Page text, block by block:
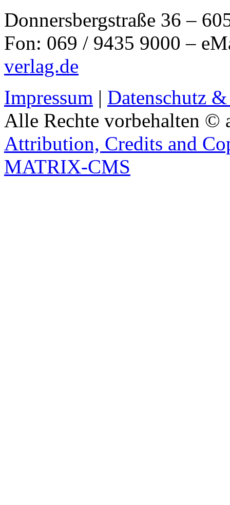
Donnersbergstraße 36 –
Fon: 069 / 9435 9000 –
verlag.de
Impressum | Datenschutz
Alle Rechte vorbehalten ©
Attribution, Credits and
MATRIX-CMS